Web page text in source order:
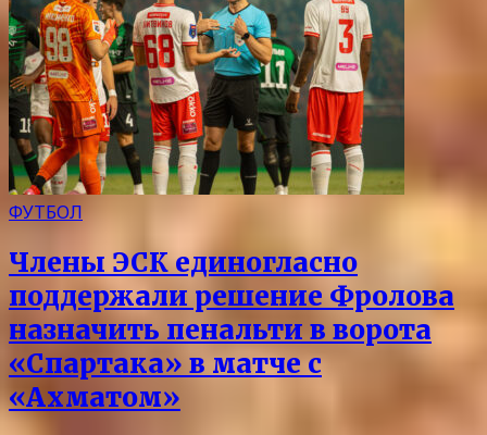
ФУТБОЛ
Члены ЭСК единогласно
поддержали решение Фролова
назначить пенальти в ворота
«Спартака» в матче с
«Ахматом»